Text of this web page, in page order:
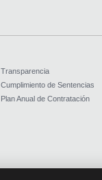
Transparencia
Cumplimiento de Sentencias
Plan Anual de Contratación